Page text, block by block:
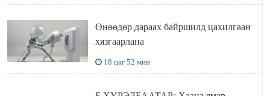
Өнөөдөр дараах байршилд цахилгаан
хязгаарлана
18 цаг 52 мин